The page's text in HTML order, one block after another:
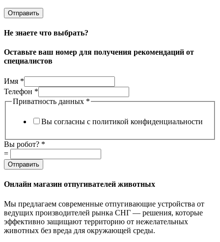
Не знаете что выбрать?
Оставьте ваш номер для получения рекомендаций от
специалистов
робот?
Вы
данных
Имя *
Телефон *
Приватность данных *
Вы согласны с политикой конфиденциальности
Вы робот? *
=
Отправить
Онлайн магазин отпугивателей животных
Мы предлагаем современные отпугивающие устройства от
ведущих производителей рынка СНГ — решения, которые
эффективно защищают территорию от нежелательных
животных без вреда для окружающей среды.